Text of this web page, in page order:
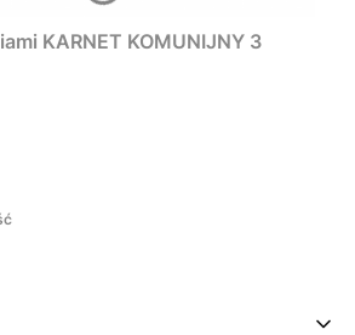
KARNET KOMUNIJNY 3